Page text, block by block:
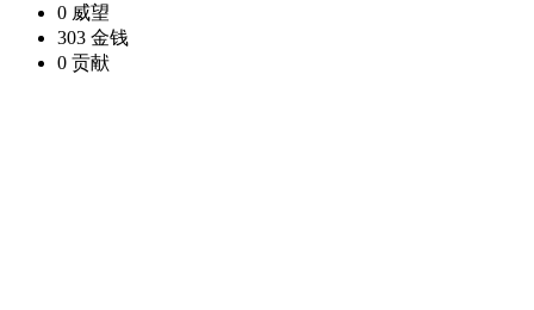
0 威望
303 金钱
0 贡献